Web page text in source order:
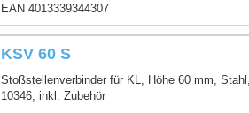
EAN 4013339344307
KSV 60 S
Stoßstellenverbinder für KL, Höhe 60 mm,
10346, inkl. Zubehör